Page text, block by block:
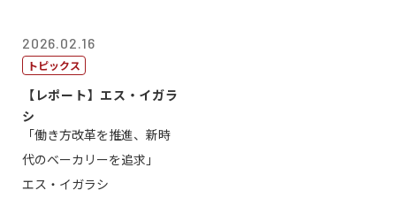
2026.02.16
トピックス
【レポート】エス・イガラ
シ
「働き方改革を推進、新時
代のベーカリーを追求」
エス・イガラシ